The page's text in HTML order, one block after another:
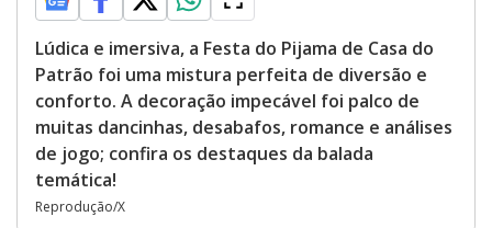
Lúdica e imersiva, a Festa do Pijama de Casa do
Patrão foi uma mistura perfeita de diversão e
conforto. A decoração impecável foi palco de
muitas dancinhas, desabafos, romance e análises
de jogo; confira os destaques da balada
temática!
Reprodução/X